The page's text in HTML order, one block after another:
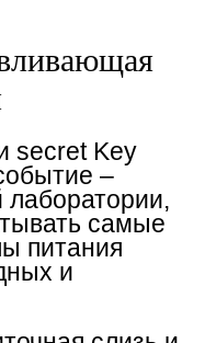
secret Key
–
лаборатории,
самые
питания
и